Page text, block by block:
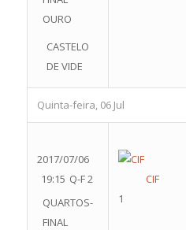
OURO
CASTELO
DE VIDE
Quinta-feira, 06 Jul
2017/07/06
19:15 Q-F 2
QUARTOS-
FINAL
CIF
1